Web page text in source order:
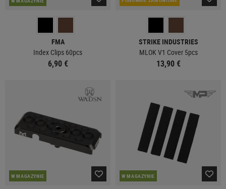
FMA
Index Clips 60pcs
6,90 €
STRIKE INDUSTRIES
MLOK V1 Cover 5pcs
13,90 €
W MAGAZYNIE W MAGAZYNIE